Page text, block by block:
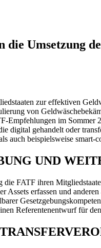
Umsetzung
zur effektiven
von
Empfehlungen im
digital gehandelt oder
auch beispielsweise smart-
UND
FATF ihren
erfassen und
Referentenentwurf für